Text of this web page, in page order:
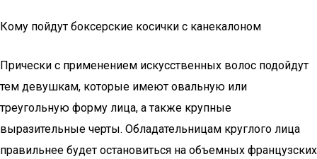
Кому пойдут боксерские косички с канекалоном
Прически с применением искусственных волос подойдут
тем девушкам, которые имеют овальную или
треугольную форму лица, а также крупные
выразительные черты. Обладательницам круглого лица
правильнее будет остановиться на объемных французских